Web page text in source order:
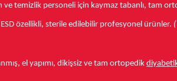
ve temizlik personeli için kaymaz tabanlı, tam
özellikli, sterile edilebilir profesyonel ürünler.
el yapımı, dikişsiz ve tam ortopedik